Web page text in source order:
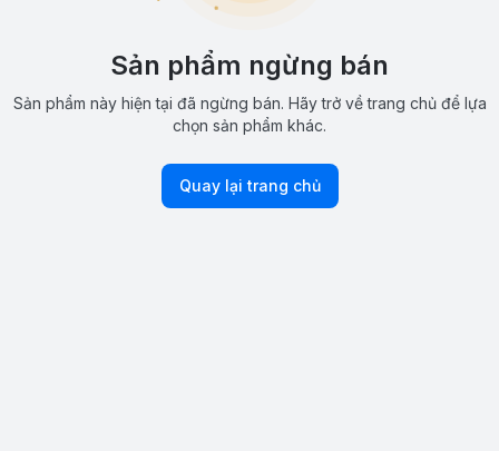
Sản phẩm ngừng bán
Sản phẩm này hiện tại đã ngừng bán. Hãy trở về trang chủ để lựa
chọn sản phẩm khác.
Quay lại trang chủ